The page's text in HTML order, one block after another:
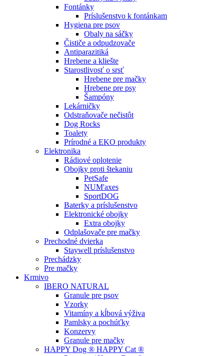
Fontánky
Príslušenstvo k fontánkam
Hygiena pre psov
Obaly na sáčky
Čističe a odpudzovače
Antiparazitiká
Hrebene a kliešte
Starostlivosť o srsť
Hrebene pre mačky
Hrebene pre psy
Šampóny
Lekárničky
Odstraňovače nečistôt
Dog Rocks
Toalety
Prírodné a EKO produkty
Elektronika
Rádiové oplotenie
Obojky proti štekaniu
PetSafe
NUM'axes
SportDOG
Baterky a príslušenstvo
Elektronické obojky
Extra obojky
Odplašovače pre mačky
Prechodné dvierka
Staywell príslušenstvo
Prechádzky
Pre mačky
Krmivo
IBERO NATURAL
Granule pre psov
Vzorky
Vitamíny a kĺbová výživa
Pamlsky a pochúťky
Konzervy
Granule pre mačky
HAPPY Dog ® HAPPY Cat ®